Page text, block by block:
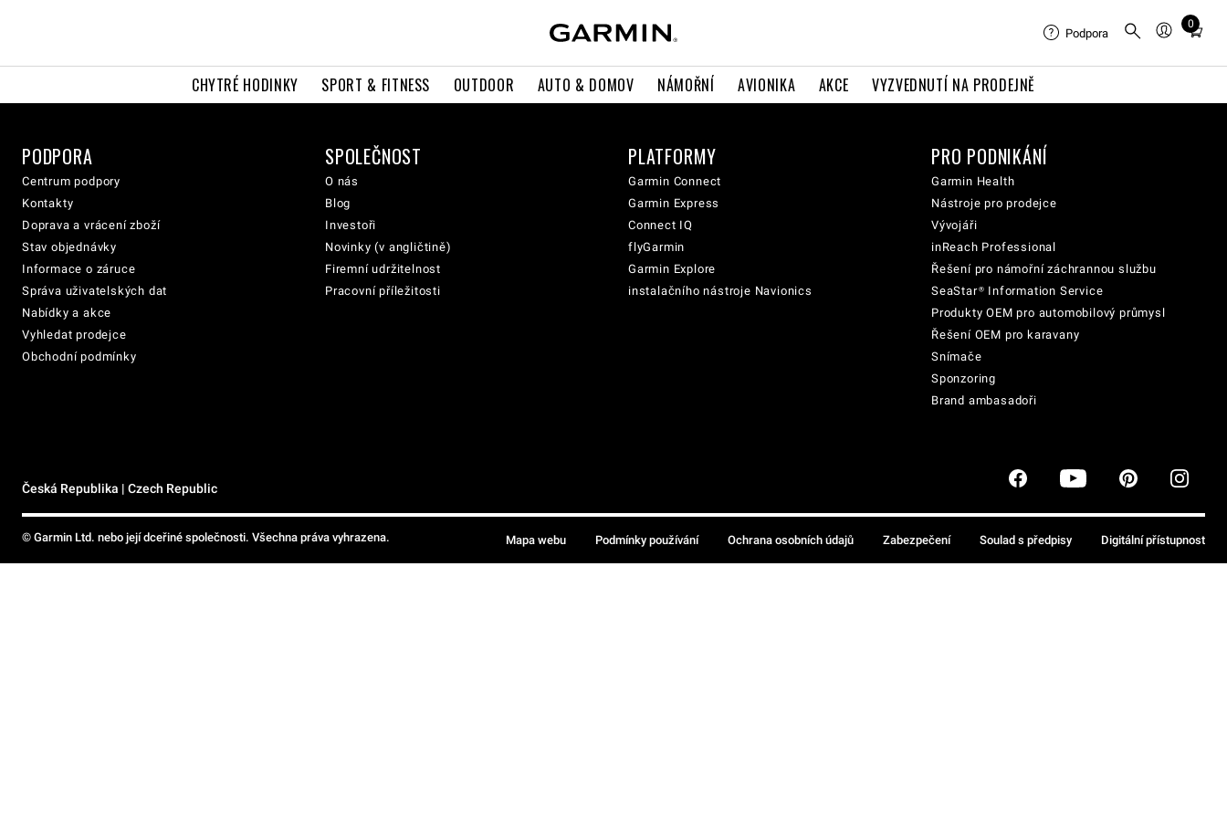
CHYTRÉ HODINKY SPORT & FITNESS OUTDOOR AUTO & DOMOV NÁMOŘNÍ AVIONIKA AKCE VYZVEDNUTÍ NA PRODEJNĚ
Podpora
0
Total
cart:
PODPORA
Centrum podpory
Kontakty
Doprava a vrácení zboží
Stav objednávky
Informace o záruce
Správa uživatelských dat
Nabídky a akce
Vyhledat prodejce
Obchodní podmínky
SPOLEČNOST
O nás
Blog
Investoři
Novinky (v angličtině)
Firemní udržitelnost
Pracovní příležitosti
PLATFORMY
Garmin Connect
Garmin Express
Connect IQ
flyGarmin
Garmin Explore
instalačního nástroje Navionics
PRO PODNIKÁNÍ
Garmin Health
Nástroje pro prodejce
Vývojáři
inReach Professional
Řešení pro námořní záchrannou službu
SeaStar® Information Service
Produkty OEM pro automobilový průmysl
Řešení OEM pro karavany
Snímače
Sponzoring
Brand ambasadoři
Česká Republika | Czech Republic
© Garmin Ltd. nebo její dceřiné společnosti. Všechna práva vyhrazena. Mapa webu Podmínky používání Ochrana osobních údajů Zabezpečení Soulad s předpisy Digitální přístupnost